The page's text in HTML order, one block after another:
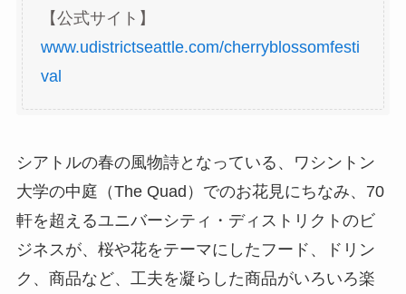
【公式サイト】
www.udistrictseattle.com/cherryblossomfesti
val
シアトルの春の風物詩となっている、ワシントン
大学の中庭（The Quad）でのお花見にちなみ、70
軒を超えるユニバーシティ・ディストリクトのビ
ジネスが、桜や花をテーマにしたフード、ドリン
ク、商品など、工夫を凝らした商品がいろいろ楽